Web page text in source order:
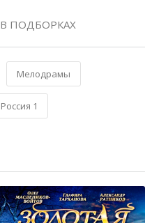
В ПОДБОРКАХ
Мелодрамы
Россия 1